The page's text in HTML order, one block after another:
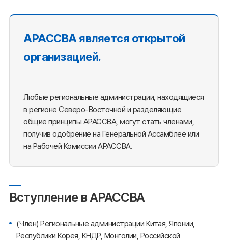
АРАССВА является открытой
организацией.
Любые региональные администрации, находящиеся
в регионе Северо-Восточной и разделяющие
общие принципы АРАССВА, могут стать членами,
получив одобрение на Генеральной Ассамблее или
на Рабочей Комиссии АРАССВА.
Вступление в АРАССВА
(Член) Региональные администрации Китая, Японии,
Республики Корея, КНДР, Монголии, Российской